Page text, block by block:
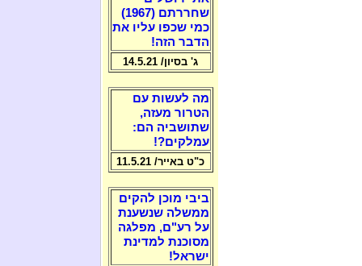
שחררתם (1967)
כמי שכפו עליו את
הדבר הזה!
ג' בסיון/ 14.5.21
מה לעשות עם
הטרור מעזה,
שתושביה הם:
עמלקים?!
כ"ט באייר/ 11.5.21
ביבי מוכן להקים
ממשלה שנשענת
על רע"ם, מפלגה
מסוכנת למדינת
ישראל!